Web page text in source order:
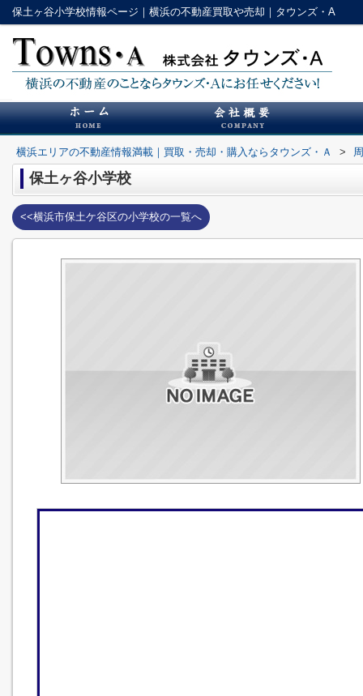
保土ヶ谷小学校情報ページ｜横浜の不動産買取や売却｜タウンズ・A
横浜エリアの不動産情報満載｜買取・売却・購入ならタウンズ・Ａ >
保土ヶ谷小学校
<<横浜市保土ケ谷区の小学校の一覧へ